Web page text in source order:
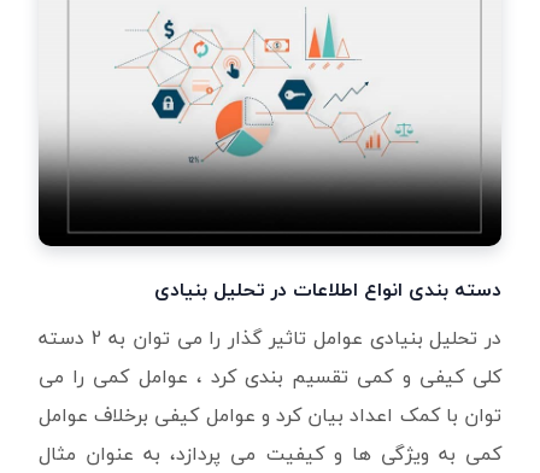
دسته بندی انواع اطلاعات در تحلیل بنیادی
در تحلیل بنیادی عوامل تاثیر گذار را می توان به 2 دسته
کلی کیفی و کمی تقسیم بندی کرد ، عوامل کمی را می
توان با کمک اعداد بیان کرد و عوامل کیفی برخلاف عوامل
کمی به ویژگی ها و کیفیت می پردازد، به عنوان مثال